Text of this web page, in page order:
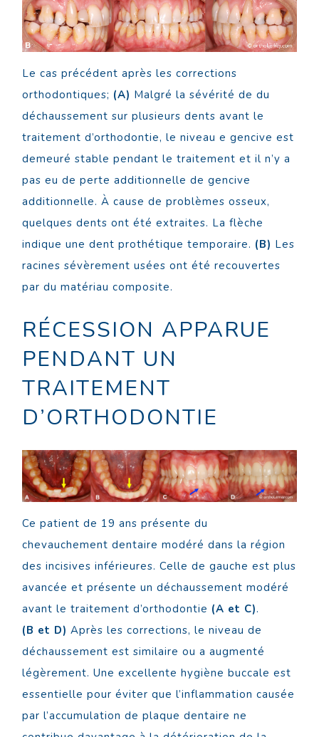
Le cas précédent après les corrections
orthodontiques; (A) Malgré la sévérité de du
déchaussement sur plusieurs dents avant le
traitement d’orthodontie, le niveau e gencive est
demeuré stable pendant le traitement et il n’y a
pas eu de perte additionnelle de gencive
additionnelle. À cause de problèmes osseux,
quelques dents ont été extraites. La flèche
indique une dent prothétique temporaire. (B) Les
racines sévèrement usées ont été recouvertes
par du matériau composite.
RÉCESSION APPARUE
PENDANT UN
TRAITEMENT
D’ORTHODONTIE
Ce patient de 19 ans présente du
chevauchement dentaire modéré dans la région
des incisives inférieures. Celle de gauche est plus
avancée et présente un déchaussement modéré
avant le traitement d’orthodontie (A et C).
(B et D) Après les corrections, le niveau de
déchaussement est similaire ou a augmenté
légèrement. Une excellente hygiène buccale est
essentielle pour éviter que l’inflammation causée
par l’accumulation de plaque dentaire ne